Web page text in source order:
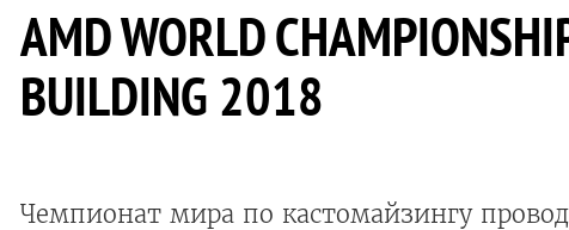
AMD WORLD
BUILDING 2018
Чемпионат мира по кастомайзингу